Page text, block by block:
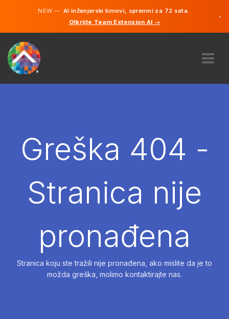
NEW —AI inženjerski timovi, spremni za 72 sata.
Otkrijte Team Extension AI →
×
NAJAMGreška 404 -
Stranica nije
pronađena
Stranica koju ste tražili nije pronađena, ako mislite da je to
možda greška, molimo kontaktirajte nas.